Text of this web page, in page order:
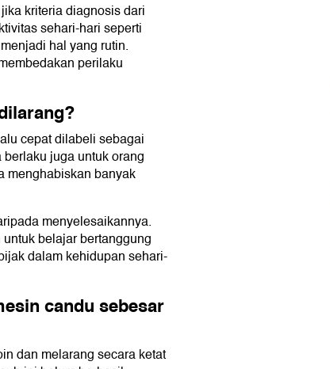
kriteria diagnosis dari
sehari-hari seperti
hal yang rutin.
perilaku
cepat dilabeli sebagai
juga untuk orang
menghabiskan banyak
menyelesaikannya.
belajar bertanggung
dalam kehidupan sehari-
candu sebesar
dan melarang secara ketat